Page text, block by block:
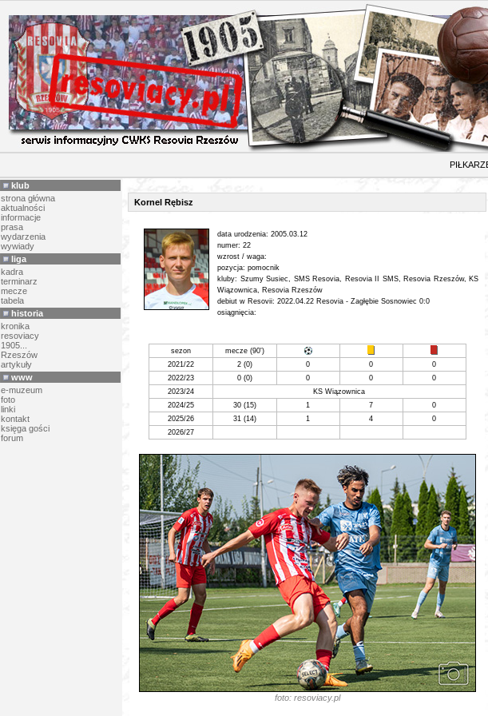
klub
strona główna
aktualności
informacje
prasa
wydarzenia
wywiady
liga
kadra
terminarz
mecze
tabela
historia
kronika
resoviacy
1905...
Rzeszów
artykuły
www
e-muzeum
foto
linki
kontakt
księga gości
forum
Kornel Rębisz
data urodzenia: 2005.03.12
numer: 22
wzrost / waga:
pozycja: pomocnik
kluby: Szumy Susiec, SMS Resovia, Resovia II SMS, Resovia Rzeszów, KS
Wiązownica, Resovia Rzeszów
debiut w Resovii: 2022.04.22 Resovia - Zagłębie Sosnowiec 0:0
osiągnięcia:
sezon
mecze (90')
2021/22
2 (0) 0 0
0
2022/23
0 (0) 0 0
0
2023/24
KS Wiązownica
2024/25
30 (15) 1 7
0
2025/26
31(14) 1 4
0
2026/27
foto: resoviacy.pl